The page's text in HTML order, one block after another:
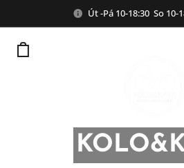
Út -Pá 10-18:30 So 10-